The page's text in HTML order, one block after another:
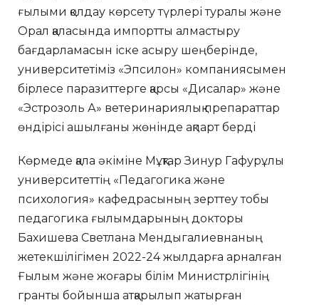
ғылыми қолдау көрсету түрлері туралы және
Орал қаласында импортты алмастыру
бағдарламасын іске асыру шеңберінде,
университетіміз «Эпсилон» компаниясымен
бірлесе паразиттерге қарсы «Дисалар» және
«Эстрозоль А» ветеринариялық препараттар
өндірісі ашылғаны жөнінде ақпарт берді
Көрмеде қала әкіміне Мұқтар Зинур Гафурұлы
университеттің «Педагогика және
психология» кафедрасының зерттеу тобы
педагогика ғылымдарының докторы
Бахишева Светлана Мендыгалиевнаның
жетекшілігімен 2022-24 жылдарға арналған
Ғылым және жоғары білім Министрлігінің
гранты бойынша атқарылып жатырған